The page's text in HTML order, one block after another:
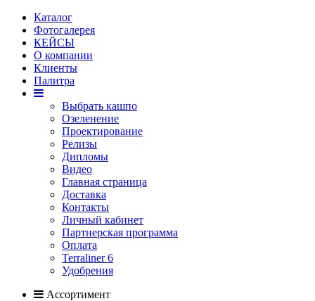
Каталог
Фотогалерея
КЕЙСЫ
О компании
Клиенты
Палитра
Выбрать кашпо
Озеленение
Проектирование
Релизы
Дипломы
Видео
Главная страница
Доставка
Контакты
Личный кабинет
Партнерская программа
Оплата
Terraliner 6
Удобрения
Ассортимент